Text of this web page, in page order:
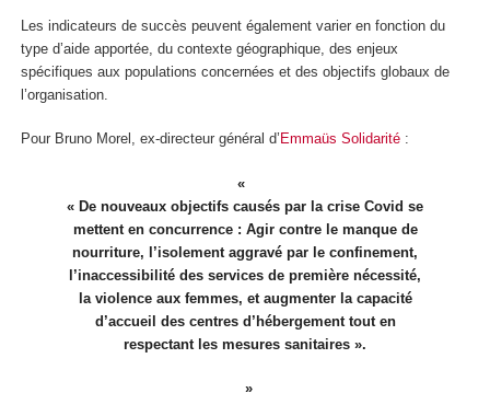
Les indicateurs de succès peuvent également varier en fonction du
type d’aide apportée, du contexte géographique, des enjeux
spécifiques aux populations concernées et des objectifs globaux de
l’organisation.
Pour Bruno Morel, ex-directeur général d’ Emmaüs Solidarité :
« De nouveaux objectifs causés par la crise Covid se
mettent en concurrence : Agir contre le manque de
nourriture, l’isolement aggravé par le confinement,
l’inaccessibilité des services de première nécessité,
la violence aux femmes, et augmenter la capacité
d’accueil des centres d’hébergement tout en
respectant les mesures sanitaires ».